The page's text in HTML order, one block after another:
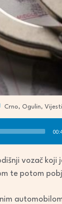
Crno, Ogulin, Vijesti
vozač
te potom